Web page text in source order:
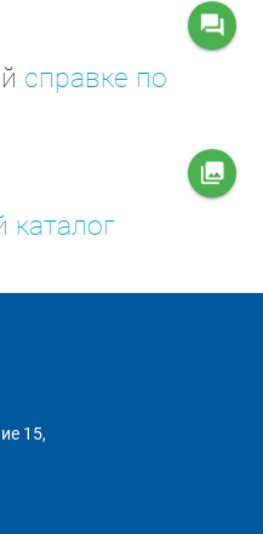
question_answer
справке по
collections
каталог
15,